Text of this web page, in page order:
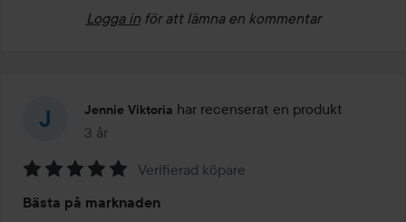
Logga in för att lämna en kommentar
Jennie Viktoria har recenserat en produkt
3 år
Inlägget skapades 3 år
5
Verifierad köpare
Bästa på marknaden